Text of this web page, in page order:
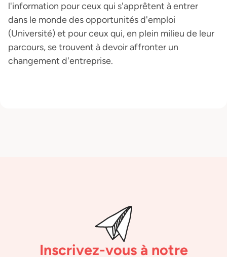
l'information pour ceux qui s'apprêtent à entrer
dans le monde des opportunités d'emploi
(Université) et pour ceux qui, en plein milieu de leur
parcours, se trouvent à devoir affronter un
changement d'entreprise.
Inscrivez-vous à notre